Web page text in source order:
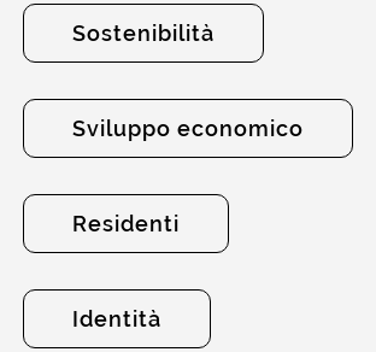
Sostenibilità
Sviluppo economico
Residenti
Identità